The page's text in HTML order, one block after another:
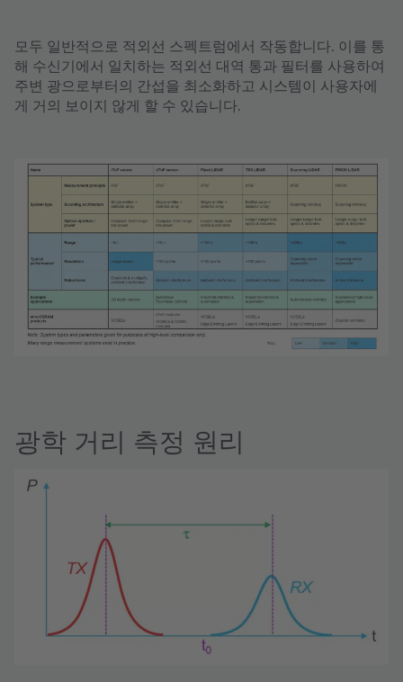
모두 일반적으로 적외선 스펙트럼에서 작동합니다. 이를 통
해 수신기에서 일치하는 적외선 대역 통과 필터를 사용하여
주변 광으로부터의 간섭을 최소화하고 시스템이 사용자에
게 거의 보이지 않게 할 수 있습니다.
광학 거리 측정 원리